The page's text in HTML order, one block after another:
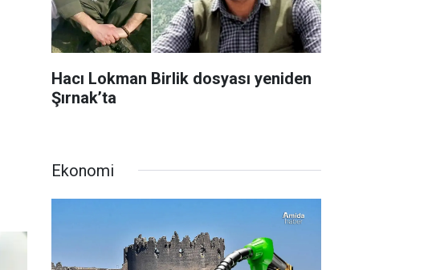
Hacı Lokman Birlik dosyası yeniden
Şırnak’ta
Ekonomi